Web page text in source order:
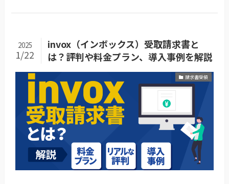
invox（インボックス）受取請求書と
は？評判や料金プラン、導入事例を解説
2025
1/22
請求書受領